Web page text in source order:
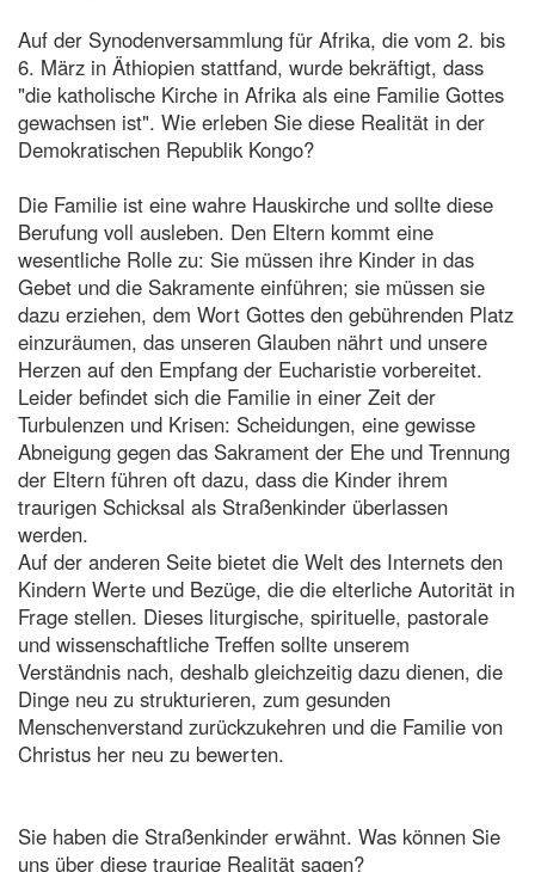
Auf der Synodenversammlung für Afrika, die vom 2. bis
6. März in Äthiopien stattfand, wurde bekräftigt, dass
"die katholische Kirche in Afrika als eine Familie Gottes
gewachsen ist". Wie erleben Sie diese Realität in der
Demokratischen Republik Kongo?
Die Familie ist eine wahre Hauskirche und sollte diese
Berufung voll ausleben. Den Eltern kommt eine
wesentliche Rolle zu: Sie müssen ihre Kinder in das
Gebet und die Sakramente einführen; sie müssen sie
dazu erziehen, dem Wort Gottes den gebührenden Platz
einzuräumen, das unseren Glauben nährt und unsere
Herzen auf den Empfang der Eucharistie vorbereitet.
Leider befindet sich die Familie in einer Zeit der
Turbulenzen und Krisen: Scheidungen, eine gewisse
Abneigung gegen das Sakrament der Ehe und Trennung
der Eltern führen oft dazu, dass die Kinder ihrem
traurigen Schicksal als Straßenkinder überlassen
werden.
Auf der anderen Seite bietet die Welt des Internets den
Kindern Werte und Bezüge, die die elterliche Autorität in
Frage stellen. Dieses liturgische, spirituelle, pastorale
und wissenschaftliche Treffen sollte unserem
Verständnis nach, deshalb gleichzeitig dazu dienen, die
Dinge neu zu strukturieren, zum gesunden
Menschenverstand zurückzukehren und die Familie von
Christus her neu zu bewerten.
Sie haben die Straßenkinder erwähnt. Was können Sie
uns über diese traurige Realität sagen?